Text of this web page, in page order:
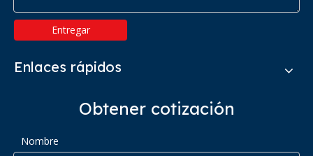
Entregar
Enlaces rápidos
Obtener cotización
Nombre